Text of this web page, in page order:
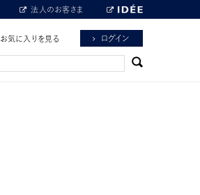
法人のお客さま
お気に入りを見る ログイン